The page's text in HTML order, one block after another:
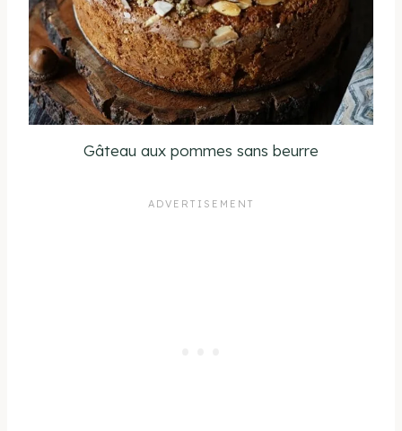
Gâteau aux pommes sans beurre